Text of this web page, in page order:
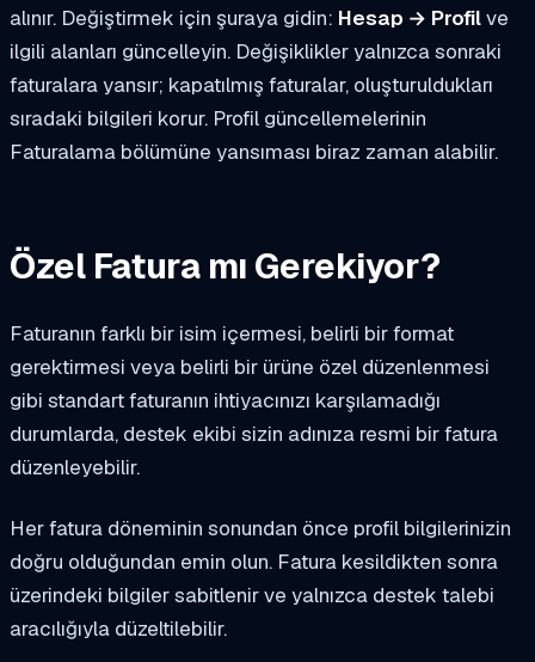
alınır. Değiştirmek için şuraya gidin: Hesap → Profilve
ilgili alanları güncelleyin. Değişiklikler yalnızca sonraki
faturalara yansır; kapatılmış faturalar, oluşturuldukları
sıradaki bilgileri korur. Profil güncellemelerinin
Faturalama bölümüne yansıması biraz zaman alabilir.
Özel Fatura mı Gerekiyor?
Faturanın farklı bir isim içermesi, belirli bir format
gerektirmesi veya belirli bir ürüne özel düzenlenmesi
gibi standart faturanın ihtiyacınızı karşılamadığı
durumlarda, destek ekibi sizin adınıza resmi bir fatura
düzenleyebilir.
Her fatura döneminin sonundan önce profil bilgilerinizin
doğru olduğundan emin olun. Fatura kesildikten sonra
üzerindeki bilgiler sabitlenir ve yalnızca destek talebi
aracılığıyla düzeltilebilir.